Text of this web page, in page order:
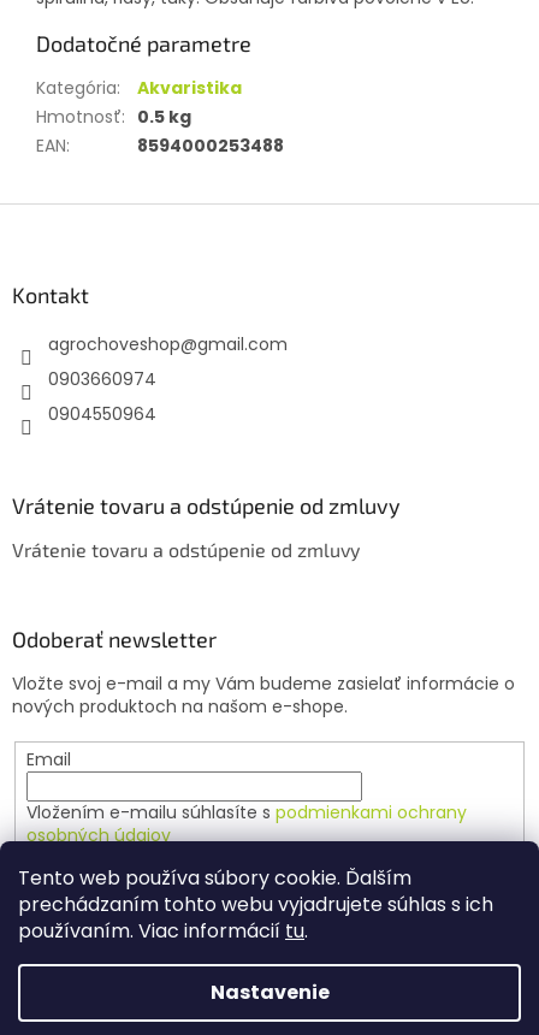
Tento web používa súbory cookie. Ďalším
prechádzaním tohto webu vyjadrujete súhlas s ich
používaním. Viac informácií tu.
Nastavenie
Dodatočné parametre
Kategória:
Akvaristika
Hmotnosť: 0.5 kg
EAN: 8594000253488
Kontakt
agrochoveshop@gmail.com
0903660974
0904550964
Vrátenie tovaru a odstúpenie od zmluvy
Vrátenie tovaru a odstúpenie od zmluvy
Odoberať newsletter
Vložte svoj e-mail a my Vám budeme zasielať informácie o
nových produktoch na našom e-shope.
Email
Vložením e-mailu súhlasíte s podmienkami ochrany
osobných údajov
PRIHLÁSIŤ SA
Vytvoril Shoptet